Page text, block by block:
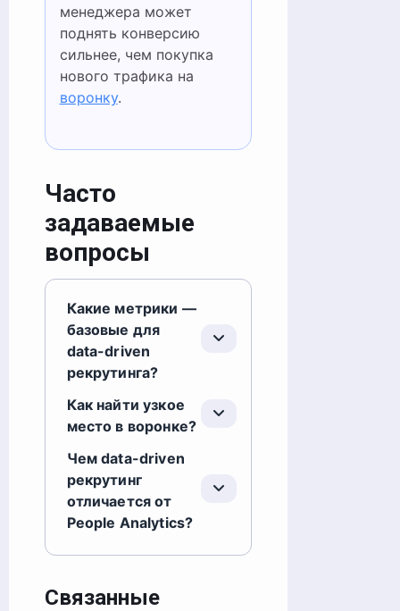
менеджера может
поднять конверсию
сильнее, чем покупка
нового трафика на
воронку.
Часто
задаваемые
вопросы
Какие метрики —
базовые для
data-driven
рекрутинга?
Как найти узкое
место в воронке?
Чем data-driven
рекрутинг
отличается от
People Analytics?
Связанные